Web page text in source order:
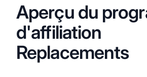
Aperçu du
d'affiliation
Replacements